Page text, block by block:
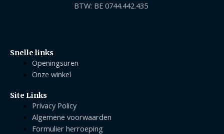
BTW: BE 0744.442.435
Snelle links
Openingsuren
Onze winkel
Site Links
Privacy Policy
Algemene voorwaarden
Formulier herroeping